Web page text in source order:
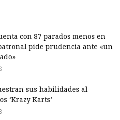
con 87 parados menos en
pide prudencia ante «un
sus habilidades al
‘Krazy Karts’